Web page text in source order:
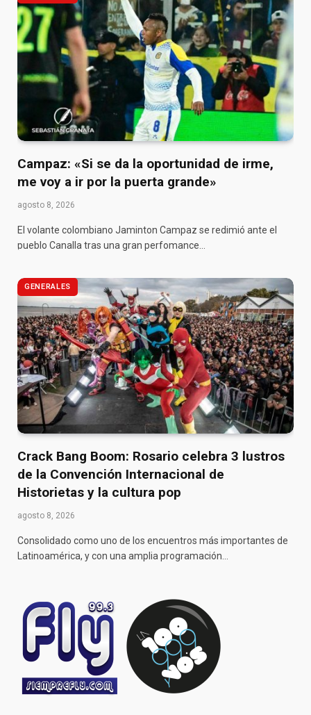
Campaz: «Si se da la oportunidad de irme,
me voy a ir por la puerta grande»
agosto 8, 2026
El volante colombiano Jaminton Campaz se redimió ante el
pueblo Canalla tras una gran perfomance…
GENERALES
Crack Bang Boom: Rosario celebra 3 lustros
de la Convención Internacional de
Historietas y la cultura pop
agosto 8, 2026
Consolidado como uno de los encuentros más importantes de
Latinoamérica, y con una amplia programación…